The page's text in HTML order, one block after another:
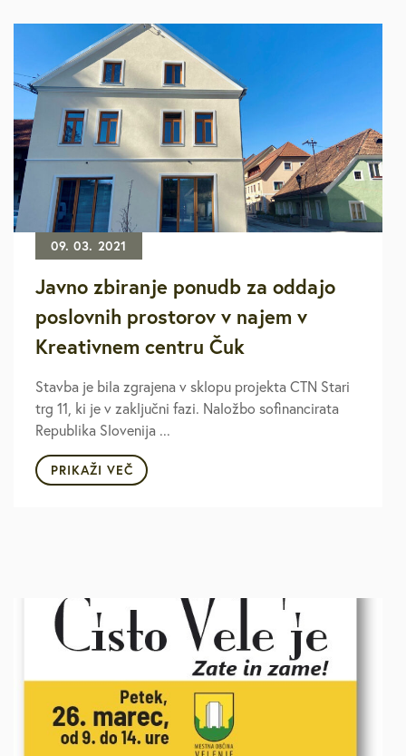
09. 03. 2021
Javno zbiranje ponudb za oddajo
poslovnih prostorov v najem v
Kreativnem centru Čuk
Stavba je bila zgrajena v sklopu projekta CTN Stari
trg 11, ki je v zaključni fazi. Naložbo sofinancirata
Republika Slovenija ...
PRIKAŽI VEČ